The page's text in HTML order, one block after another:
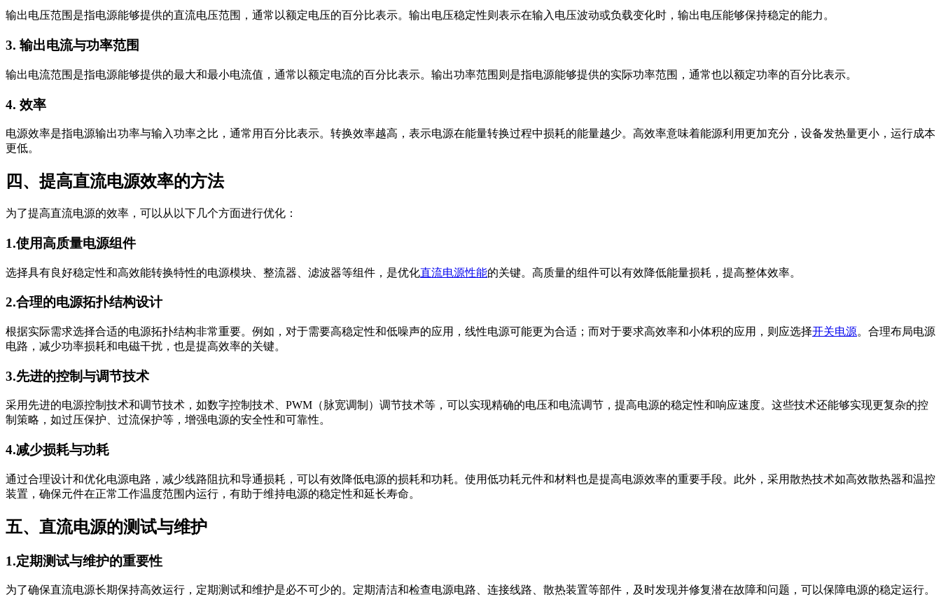
输出电压范围是指电源能够提供的直流电压范围，通常以额定电压的百分比表示。输出电压稳定性则表示在输入电压波动或负载变化时，输出电压能够保持稳定的能力。
3. 输出电流与功率范围
输出电流范围是指电源能够提供的最大和最小电流值，通常以额定电流的百分比表示。输出功率范围则是指电源能够提供的实际功率范围，通常也以额定功率的百分比表示。
4. 效率
电源效率是指电源输出功率与输入功率之比，通常用百分比表示。转换效率越高，表示电源在能量转换过程中损耗的能量越少。高效率意味着能源利用更加充分，设备发热量更小，运行成本
更低。
四、提高直流电源效率的方法
为了提高直流电源的效率，可以从以下几个方面进行优化：
1.使用高质量电源组件
选择具有良好稳定性和高效能转换特性的电源模块、整流器、滤波器等组件，是优化直流电源性能的关键。高质量的组件可以有效降低能量损耗，提高整体效率。
2.合理的电源拓扑结构设计
根据实际需求选择合适的电源拓扑结构非常重要。例如，对于需要高稳定性和低噪声的应用，线性电源可能更为合适；而对于要求高效率和小体积的应用，则应选择开关电源。合理布局电源
电路，减少功率损耗和电磁干扰，也是提高效率的关键。
3.先进的控制与调节技术
采用先进的电源控制技术和调节技术，如数字控制技术、PWM（脉宽调制）调节技术等，可以实现精确的电压和电流调节，提高电源的稳定性和响应速度。这些技术还能够实现更复杂的控
制策略，如过压保护、过流保护等，增强电源的安全性和可靠性。
4.减少损耗与功耗
通过合理设计和优化电源电路，减少线路阻抗和导通损耗，可以有效降低电源的损耗和功耗。使用低功耗元件和材料也是提高电源效率的重要手段。此外，采用散热技术如高效散热器和温控
装置，确保元件在正常工作温度范围内运行，有助于维持电源的稳定性和延长寿命。
五、直流电源的测试与维护
1.定期测试与维护的重要性
为了确保直流电源长期保持高效运行，定期测试和维护是必不可少的。定期清洁和检查电源电路、连接线路、散热装置等部件，及时发现并修复潜在故障和问题，可以保障电源的稳定运行。